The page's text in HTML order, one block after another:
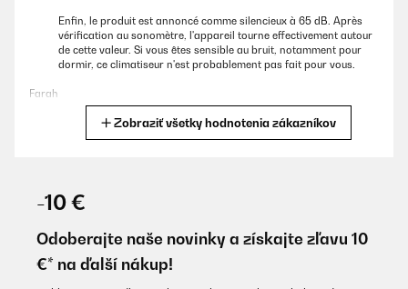
Enfin, le produit est annoncé comme silencieux à 65 dB. Après
vérification au sonomètre, l'appareil tourne effectivement autour
de cette valeur. Si vous êtes sensible au bruit, notamment pour
dormir, ce climatiseur n'est probablement pas fait pour vous.
Farah
de dingue !! En 10min je peux perdre 2 degrés dans mon salon.
Elle refroidit notre salon de 20/25m2 + petit couloir de 1/2m2 +
cuisine de 11m2 donc vraiment les 12.000btu sont fiable. On
reprendra la même pour les chambres à l’étage, vraiment top pas
Zobraziť všetky hodnotenia zákazníkov
-10 €
Odoberajte naše novinky a získajte zľavu 10
€* na ďalší nákup!